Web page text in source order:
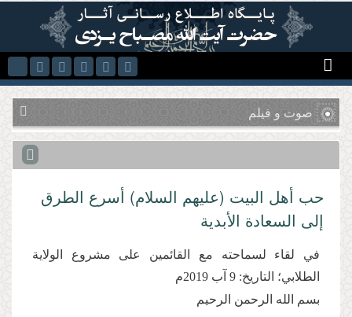
Skip to main content
صوت و فیلم
حب أهل البيت (عليهم السلام) أسرع الطرق
إلى السعادة الأبدية
في لقاء لسماحته مع القائمين على مشروع الولاية
الطلابي؛ التاريخ: 9 آب 2019م
بسم الله الرحمن الرحيم